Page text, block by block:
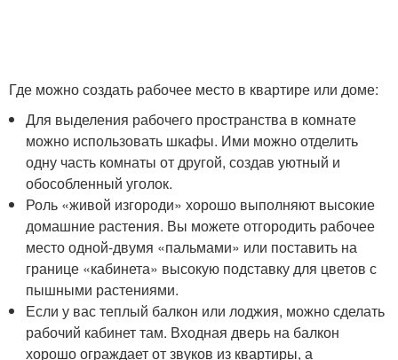
Где можно создать рабочее место в квартире или доме:
Для выделения рабочего пространства в комнате
можно использовать шкафы. Ими можно отделить
одну часть комнаты от другой, создав уютный и
обособленный уголок.
Роль «живой изгороди» хорошо выполняют высокие
домашние растения. Вы можете отгородить рабочее
место одной-двумя «пальмами» или поставить на
границе «кабинета» высокую подставку для цветов с
пышными растениями.
Если у вас теплый балкон или лоджия, можно сделать
рабочий кабинет там. Входная дверь на балкон
хорошо ограждает от звуков из квартиры, а